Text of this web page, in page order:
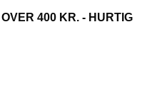
400 KR. - HURTIG